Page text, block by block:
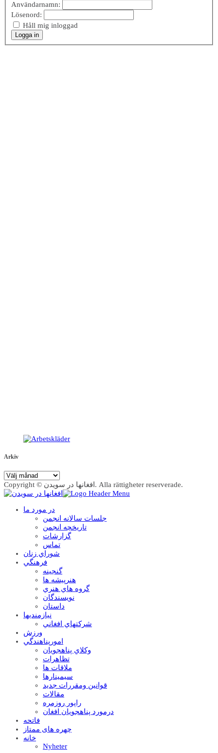
Användarnamn:
Lösenord:
Håll mig inloggad
Logga in
Arkiv
Arkiv
Copyright © افغانها در سویدن. Alla rättigheter reserverade.
در مورد ما
جلسات سالانه انجمن
تاریخچه انجمن
گزارشات
تماس
شوراي زنان
فرهنگي
گنجينه
هنرپيشه ها
گروه هاي هنري
نويسندگان
داستان
نيازمنديها
شرکتهاي افغاني
ورزش
امورپناهندگي
وکلاي پناهجويان
تظاهرات
ملاقات ها
سيمينارها
قوانين ومقررات جديد
مقالات
راپور روزمره
درمورد پناهجويان افغان
فاتحه
چهره های ممتاز
خانه
Nyheter